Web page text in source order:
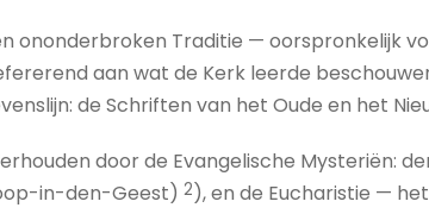
ononderbroken Traditie — oorspronkelijk
aan wat de Kerk leerde
de Schriften van het Oude en het
door de Evangelische Mysteriën:
in-den-Geest) 2), en de Eucharistie — het